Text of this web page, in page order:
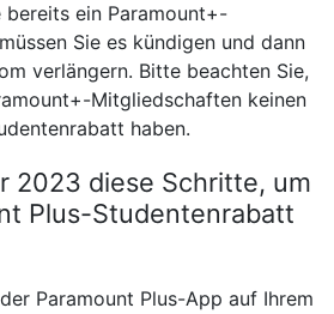
bereits ein Paramount+-
Sie es kündigen und dann
verlängern. Bitte beachten Sie,
Mitgliedschaften keinen
haben.
2023 diese Schritte, um
Plus-Studentenrabatt
Paramount Plus-App auf Ihrem